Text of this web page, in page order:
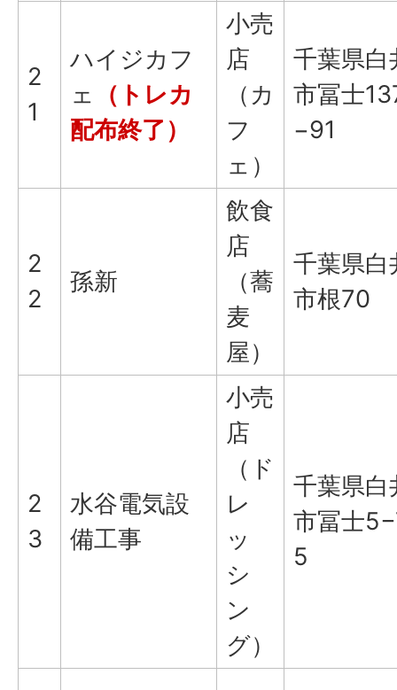
2
1
ハイジカフ
ェ
（トレカ
配布終了）
小売
店
（カ
フ
ェ）
千葉県白
市冨士
−91
2
2
孫新
飲食
店
（蕎
麦
屋）
千葉県白
市根70
2
3
水谷電気設
備工事
小売
店
（ド
レ
ッ
シ
ン
グ）
千葉県白
市冨士
5